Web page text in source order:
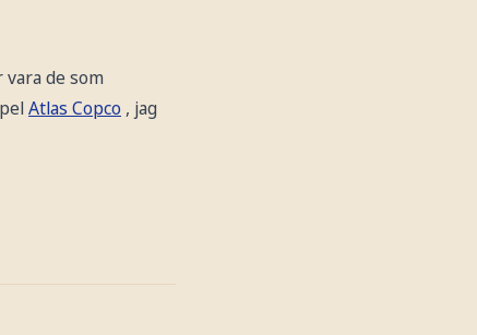
de som
Atlas Copco , jag